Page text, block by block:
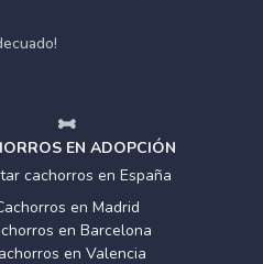
EN ADOPCIÓN
cachorros en España
en Madrid
en Barcelona
en Valencia